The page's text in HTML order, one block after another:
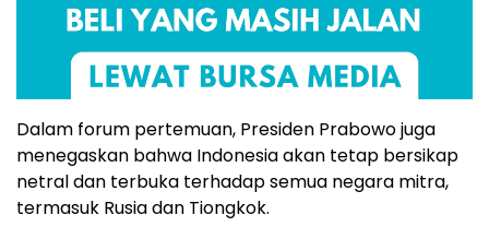
Dalam forum pertemuan, Presiden Prabowo juga
menegaskan bahwa Indonesia akan tetap bersikap
netral dan terbuka terhadap semua negara mitra,
termasuk Rusia dan Tiongkok.